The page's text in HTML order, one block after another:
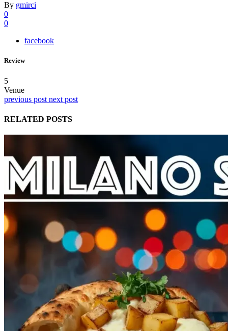
By gmirci
0
0
facebook
Review
5
Venue
previous post next post
RELATED POSTS